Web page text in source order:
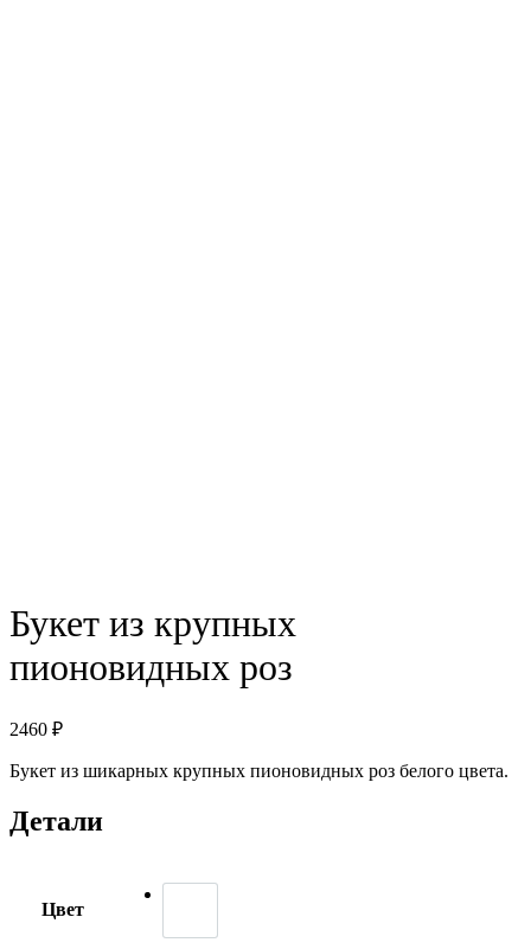
Букет из крупных
пионовидных роз
2460 ₽
Букет из шикарных крупных пионовидных роз белого цвета.
Детали
Цвет